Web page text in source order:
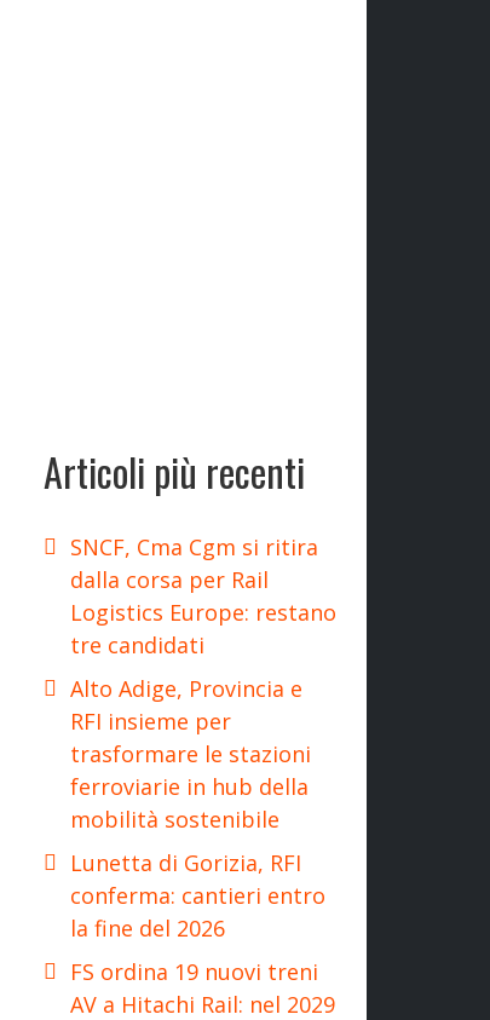
Articoli più recenti
SNCF, Cma Cgm si ritira
dalla corsa per Rail
Logistics Europe: restano
tre candidati
Alto Adige, Provincia e
RFI insieme per
trasformare le stazioni
ferroviarie in hub della
mobilità sostenibile
Lunetta di Gorizia, RFI
conferma: cantieri entro
la fine del 2026
FS ordina 19 nuovi treni
AV a Hitachi Rail: nel 2029